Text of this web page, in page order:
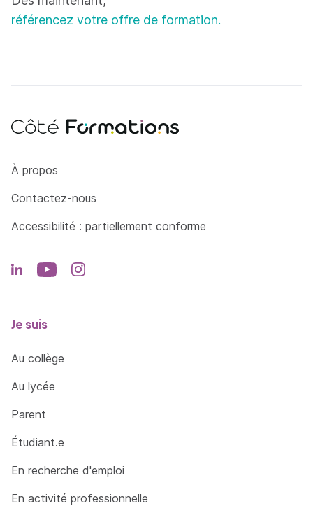
référencez votre offre de formation.
Côté Formations
À propos
Contactez-nous
Accessibilité : partiellement conforme
Je suis
Au collège
Au lycée
Parent
Étudiant.e
En recherche d'emploi
En activité professionnelle